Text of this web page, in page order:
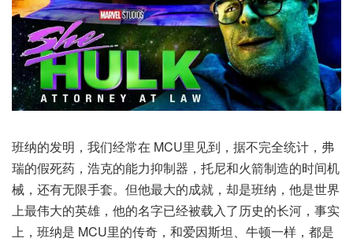
班纳的发明，我们经常在 MCU里见到，据不完全统计，弗
瑞的假死药，浩克的能力抑制器，托尼和火箭制造的时间机
械，还有无限手套。但他最大的成就，却是班纳，他是世界
上最伟大的英雄，他的名字已经被载入了历史的长河，事实
上，班纳是 MCU里的传奇，和爱因斯坦、牛顿一样，都是